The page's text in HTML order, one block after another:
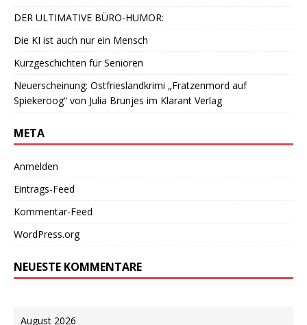
DER ULTIMATIVE BÜRO-HUMOR:
Die KI ist auch nur ein Mensch
Kurzgeschichten für Senioren
Neuerscheinung: Ostfrieslandkrimi „Fratzenmord auf
Spiekeroog“ von Julia Brunjes im Klarant Verlag
META
Anmelden
Eintrags-Feed
Kommentar-Feed
WordPress.org
NEUESTE KOMMENTARE
August 2026